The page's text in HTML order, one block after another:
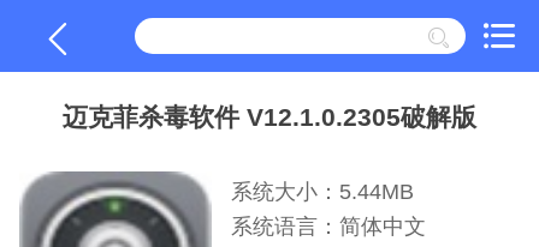
迈克菲杀毒软件 V12.1.0.2305破解版
系统大小：5.44MB
系统语言：简体中文